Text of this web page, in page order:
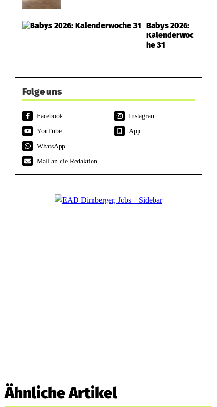
Babys 2026:
Kalenderwoc
he 31
Folge uns
Facebook
Instagram
YouTube
App
WhatsApp
Mail an die Redaktion
Ähnliche Artikel